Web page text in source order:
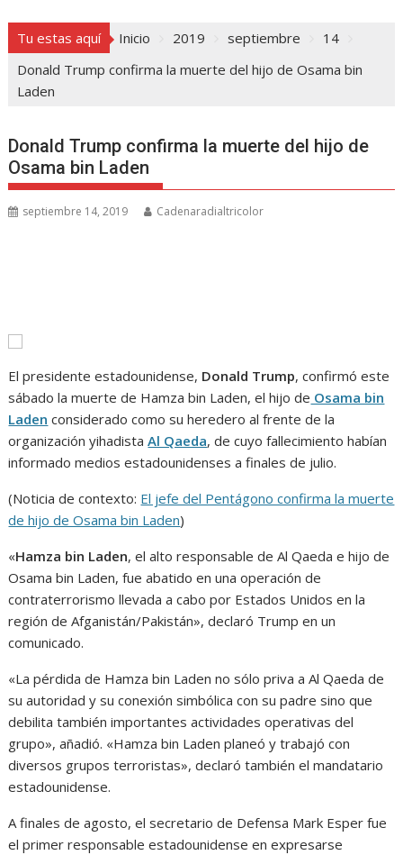
Tu estas aquí Inicio 2019 septiembre
14
Donald Trump confirma la muerte del hijo de Osama bin
Laden
Donald Trump confirma la muerte del hijo de
Osama bin Laden
septiembre 14, 2019 Cadenaradialtricolor
El presidente estadounidense, Donald Trump, confirmó este
sábado la muerte de Hamza bin Laden, el hijo de Osama bin
Laden considerado como su heredero al frente de la
organización yihadistaAl Qaeda, de cuyo fallecimiento habían
informado medios estadounidenses a finales de julio.
(Noticia de contexto: El jefe del Pentágono confirma la muerte
de hijo de Osama bin Laden)
«Hamza bin Laden, el alto responsable de Al Qaeda e hijo de
Osama bin Laden, fue abatido en una operación de
contraterrorismo llevada a cabo por Estados Unidos en la
región de Afganistán/Pakistán», declaró Trump en un
comunicado.
«La pérdida de Hamza bin Laden no sólo priva a Al Qaeda de
su autoridad y su conexión simbólica con su padre sino que
debilita también importantes actividades operativas del
grupo», añadió. «Hamza bin Laden planeó y trabajó con
diversos grupos terroristas», declaró también el mandatario
estadounidense.
A finales de agosto, el secretario de Defensa Mark Esper fue
el primer responsable estadounidense en expresarse